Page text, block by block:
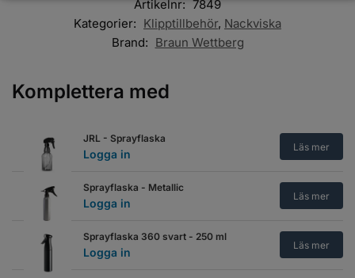
Artikelnr: 7849
Kategorier: Klipptillbehör, Nackviska
Brand: Braun Wettberg
Komplettera med
JRL - Sprayflaska
Logga in
Läs mer
Sprayflaska - Metallic
Logga in
Läs mer
Sprayflaska 360 svart - 250 ml
Logga in
Läs mer